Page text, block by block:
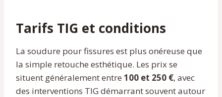
Tarifs TIG et conditions
La soudure pour fissures est plus onéreuse que
la simple retouche esthétique. Les prix se
situent généralement entre 100 et 250 €, avec
des interventions TIG démarrant souvent autour